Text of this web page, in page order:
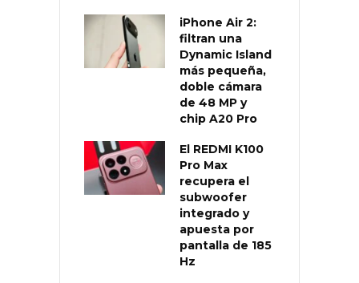
iPhone Air 2:
filtran una
Dynamic Island
más pequeña,
doble cámara
de 48 MP y
chip A20 Pro
El REDMI K100
Pro Max
recupera el
subwoofer
integrado y
apuesta por
pantalla de 185
Hz